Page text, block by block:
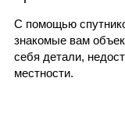
С помощью
знакомые вам
себя детали,
местности.